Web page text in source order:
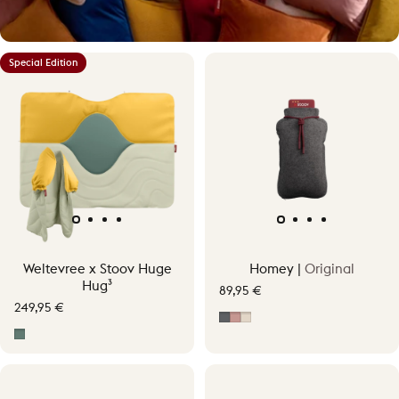
Warmte, op jouw manier
Ervaar persoonlijke draadloze warmte tot 58 °C.
Special Edition
Weltevree x Stoov Huge
Hug³
249,95 €
Homey | Original
89,95 €